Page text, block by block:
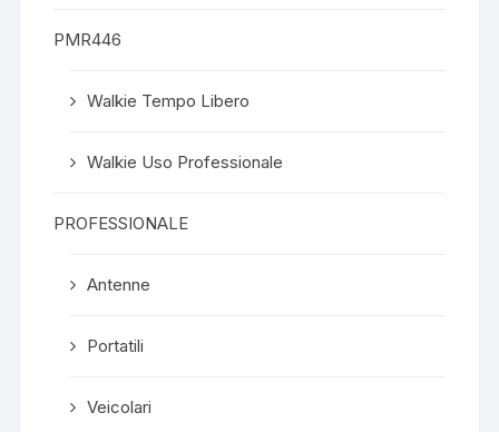
PMR446
Walkie Tempo Libero
Walkie Uso Professionale
PROFESSIONALE
Antenne
Portatili
Veicolari